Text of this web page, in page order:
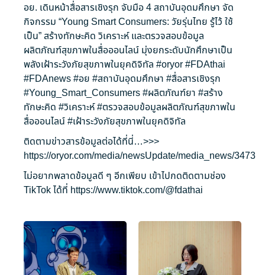
อย. เดินหน้าสื่อสารเชิงรุก จับมือ 4 สถาบันอุดมศึกษา จัด
กิจกรรม “Young Smart Consumers: วัยรุ่นไทย รู้ไว้ ใช้
เป็น” สร้างทักษะคิด วิเคราะห์ และตรวจสอบข้อมูล
ผลิตภัณฑ์สุขภาพในสื่อออนไลน์ มุ่งยกระดับนักศึกษาเป็น
พลังเฝ้าระวังภัยสุขภาพในยุคดิจิทัล #oryor#FDAthai
#FDAnews#อย #สถาบันอุดมศึกษา #สื่อสารเชิงรุก
#Young_Smart_Consumers#ผลิตภัณฑ์ยา #สร้าง
ทักษะคิด #วิเคราะห์#ตรวจสอบข้อมูลผลิตภัณฑ์สุขภาพใน
สื่อออนไลน์#เฝ้าระวังภัยสุขภาพในยุคดิจิทัล
ติดตามข่าวสารข้อมูลต่อได้ที่นี่…>>>
https://oryor.com/media/newsUpdate/media_news/3473
ไม่อยากพลาดข้อมูลดี ๆ อีกเพียบ เข้าไปกดติดตามช่อง
TikTok ได้ที่ https://www.tiktok.com/@fdathai